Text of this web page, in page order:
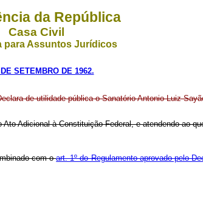
da República
Casa Civil
para Assuntos Jurídicos
SETEMBRO DE 1962.
de utilidade pública o Sanatório Antonio Luiz
Adicional à Constituição Federal, e atendendo ao
com oart. 1º do Regulamento aprovado pelo